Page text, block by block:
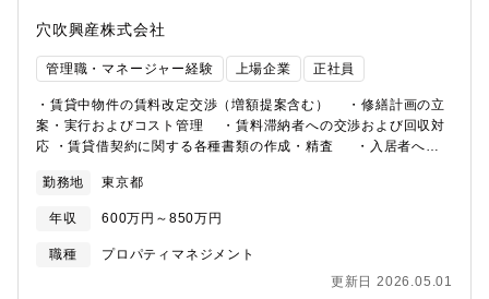
穴吹興産株式会社
管理職・マネージャー経験 上場企業 正社員
・賃貸中物件の賃料改定交渉（増額提案含む） ・修繕計画の立
案・実行およびコスト管理 ・賃料滞納者への交渉および回収対
応 ・賃貸借契約に関する各種書類の作成・精査 ・入居者への
交渉力・提案力を活かせる環境です。
勤務地 東京都
年収 600万円～850万円
職種
プロパティマネジメント
更新日 2026.05.01